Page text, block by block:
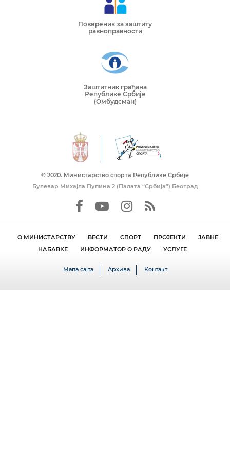
Повереник за заштиту
равноправности
Заштитник грађана
Републике Србије
(Омбудсман)
© 2020. Mинистарство спорта Републике Србије
Булевар Михајла Пупина 2 (Палата “Србија”) Београд
О МИНИСТАРСТВУ ВЕСТИ СПОРТ ПРОЈЕКТИ
ЈАВНЕ
НАБАВКЕ
ИНФОРМАТОР О РАДУ УСЛУГЕ
Мапа сајта Архива Контакт